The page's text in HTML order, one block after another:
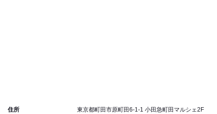
住所 東京都町田市原町田6-1-1 小田急町田マルシェ2F